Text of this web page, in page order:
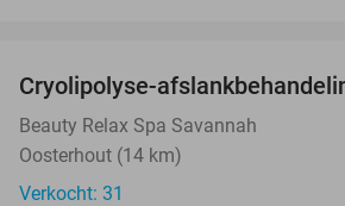
Cryolipolyse-
Beauty Relax Spa Savannah
Oosterhout (14 km)
Verkocht: 31